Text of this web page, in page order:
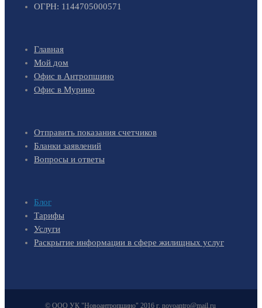
ОГРН: 1144705000571
Главная
Мой дом
Офис в Антропшино
Офис в Мурино
Отправить показания счетчиков
Бланки заявлений
Вопросы и ответы
Блог
Тарифы
Услуги
Раскрытие информации в сфере жилищных услуг
© ООО УК "Новоантропшино" 2016 г. novoantro@mail.ru